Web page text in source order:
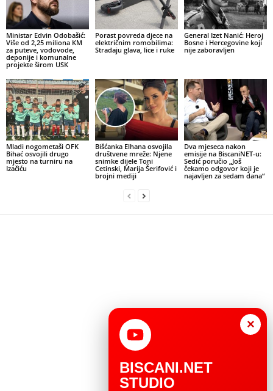
Ministar Edvin Odobašić:
Više od 2,25 miliona KM
za puteve, vodovode,
deponije i komunalne
projekte širom USK
Porast povreda djece na
električnim romobilima:
Stradaju glava, lice i ruke
General Izet Nanić: Heroj
Bosne i Hercegovine koji
nije zaboravljen
Mladi nogometaši OFK
Bihać osvojili drugo
mjesto na turniru na
Izačiću
Bišćanka Elhana osvojila
društvene mreže: Njene
snimke dijele Toni
Cetinski, Marija Šerifović i
brojni mediji
Dva mjeseca nakon
emisije na BiscaniNET-u:
Sedić poručio „Još
čekamo odgovor koji je
najavljen za sedam dana“
×
BISCANI.NET
STUDIO